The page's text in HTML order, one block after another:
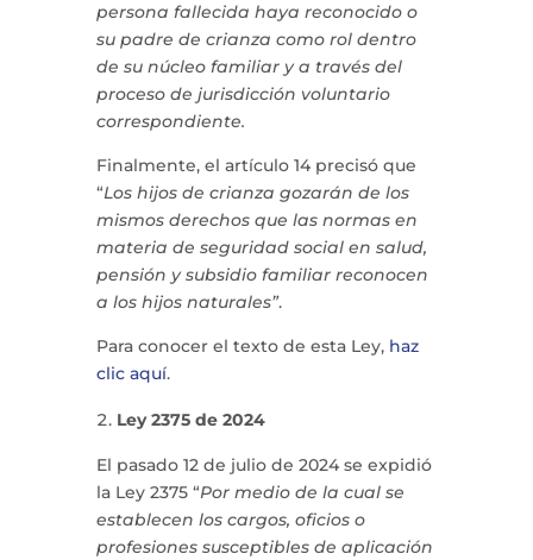
persona fallecida haya reconocido o
su padre de crianza como rol dentro
de su núcleo familiar y a través del
proceso de jurisdicción voluntario
correspondiente.
Finalmente, el artículo 14 precisó que
“Los hijos de crianza gozarán de los
mismos derechos que las normas en
materia de seguridad social en salud,
pensión y subsidio familiar reconocen
a los hijos naturales”.
Para conocer el texto de esta Ley,haz
clic aquí.
Ley 2375 de 2024
El pasado 12 de julio de 2024 se expidió
la Ley 2375 “Por medio de la cual se
establecen los cargos, oficios o
profesiones susceptibles de aplicación